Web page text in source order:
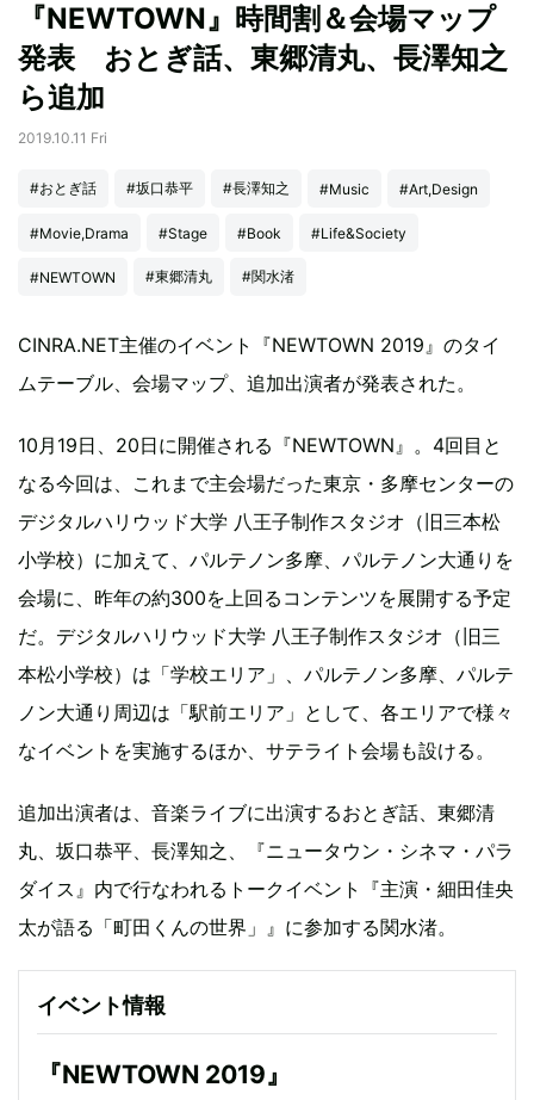
『NEWTOWN』時間割＆会場マップ
発表 おとぎ話、東郷清丸、長澤知之
ら追加
2019.10.11 Fri
#おとぎ話 #坂口恭平 #長澤知之 #Music #Art,Design
#Movie,Drama #Stage #Book #Life&Society
#NEWTOWN #東郷清丸 #関水渚
CINRA.NET主催のイベント『NEWTOWN 2019』のタイ
ムテーブル、会場マップ、追加出演者が発表された。
10月19日、20日に開催される『NEWTOWN』。4回目と
なる今回は、これまで主会場だった東京・多摩センターの
デジタルハリウッド大学 八王子制作スタジオ（旧三本松
小学校）に加えて、パルテノン多摩、パルテノン大通りを
会場に、昨年の約300を上回るコンテンツを展開する予定
だ。デジタルハリウッド大学 八王子制作スタジオ（旧三
本松小学校）は「学校エリア」、パルテノン多摩、パルテ
ノン大通り周辺は「駅前エリア」として、各エリアで様々
なイベントを実施するほか、サテライト会場も設ける。
追加出演者は、音楽ライブに出演するおとぎ話、東郷清
丸、坂口恭平、長澤知之、『ニュータウン・シネマ・パラ
ダイス』内で行なわれるトークイベント『主演・細田佳央
太が語る「町田くんの世界」』に参加する関水渚。
イベント情報
『NEWTOWN 2019』